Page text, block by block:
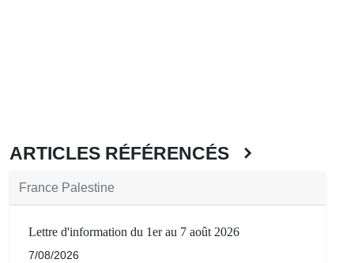
ARTICLES RÉFÉRENCÉS
France Palestine
Lettre d'information du 1er au 7 août 2026
7/08/2026